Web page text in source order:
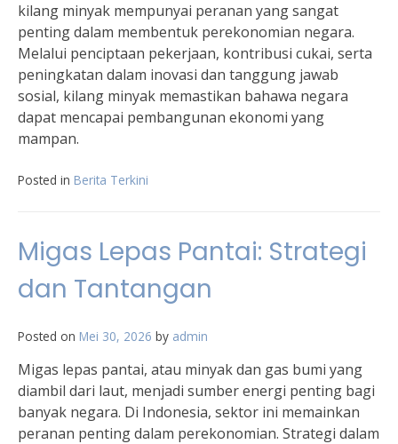
kilang minyak mempunyai peranan yang sangat
penting dalam membentuk perekonomian negara.
Melalui penciptaan pekerjaan, kontribusi cukai, serta
peningkatan dalam inovasi dan tanggung jawab
sosial, kilang minyak memastikan bahawa negara
dapat mencapai pembangunan ekonomi yang
mampan.
Posted in Berita Terkini
Migas Lepas Pantai: Strategi
dan Tantangan
Posted on Mei 30, 2026 by admin
Migas lepas pantai, atau minyak dan gas bumi yang
diambil dari laut, menjadi sumber energi penting bagi
banyak negara. Di Indonesia, sektor ini memainkan
peranan penting dalam perekonomian. Strategi dalam